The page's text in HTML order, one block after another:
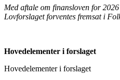
Med aftale om finansloven for
Lovforslaget forventes fremsat i
Hovedelementer i forslaget
Hovedelementer i forslaget